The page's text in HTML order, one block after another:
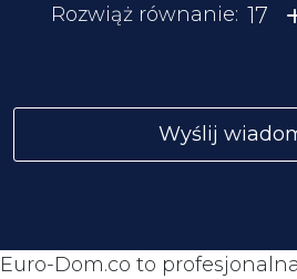
Rozwiąż równanie: 17
Euro-Dom.co to